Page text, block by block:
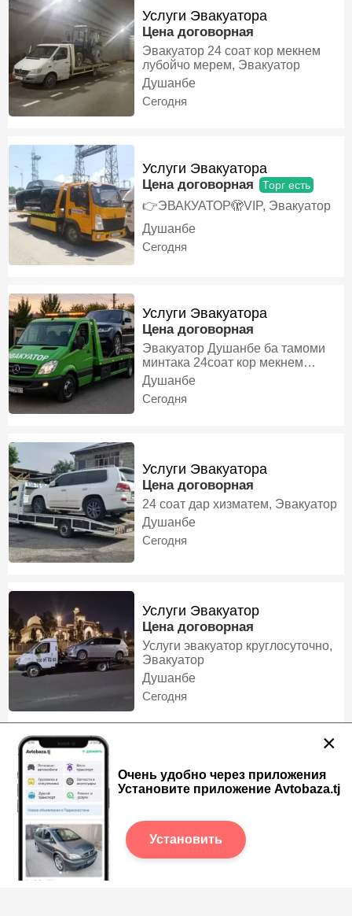
×
Очень удобно через приложения
Установите приложение Avtobaza.tj
Установить
Услуги Эвакуатора
Цена договорная
Эвакуатор 24 соат кор мекнем
лубойчо мерем, Эвакуатор
Душанбе
Сегодня
Услуги Эвакуатора
Цена договорная Торг есть
👉ЭВАКУАТОР🫣VIP, Эвакуатор
Душанбе
Сегодня
Услуги Эвакуатора
Цена договорная
Эвакуатор Душанбе ба тамоми
минтака 24соат кор мекнем
10мошин дорем барои хамаи
мошинхои шумо Эвакуатор
дорем, Эвакуатор
Душанбе
Сегодня
Услуги Эвакуатора
Цена договорная
24 соат дар хизматем, Эвакуатор
Душанбе
Сегодня
Услуги Эвакуатор
Цена договорная
Услуги эвакуатор круглосуточно,
Эвакуатор
Душанбе
Сегодня
Цена договорная
Салом бародаро тамоми ҷои
Сегодня